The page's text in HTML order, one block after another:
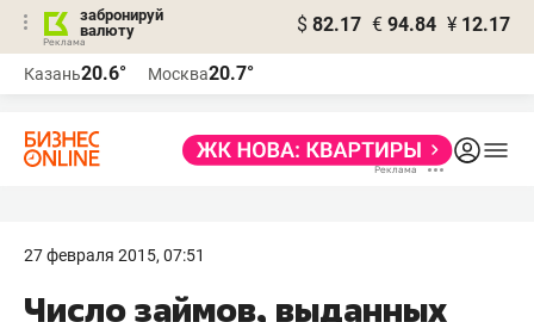
забронируй
валюту
$ 82.17 € 94.84 ¥ 12.17
Казань20.6° Москва20.7°
27 февраля 2015, 07:51
Число займов, выданных